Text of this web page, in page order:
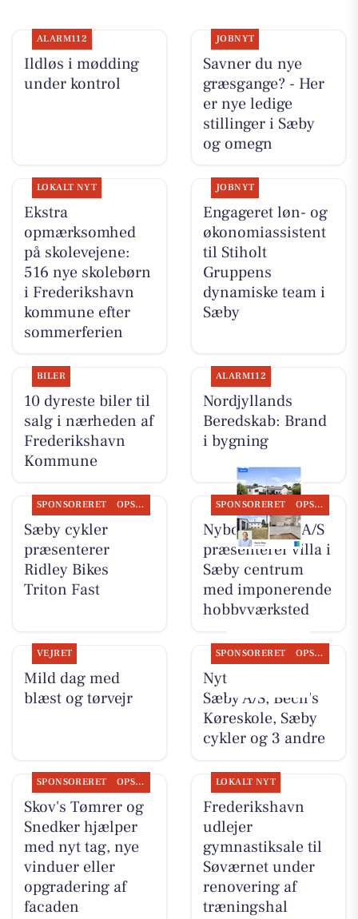
ALARM112
Ildløs i mødding
under kontrol
JOBNYT
Savner du nye
græsgange? - Her
er nye ledige
stillinger i Sæby
og omegn
LOKALT NYT
Ekstra
opmærksomhed
på skolevejene:
516 nye skolebørn
i Frederikshavn
kommune efter
sommerferien
JOBNYT
Engageret løn- og
økonomiassistent
til Stiholt
Gruppens
dynamiske team i
Sæby
BILER
10 dyreste biler til
salg i nærheden af
Frederikshavn
Kommune
ALARM112
Nordjyllands
Beredskab: Brand
i bygning
SPONSORERET OPSLAGSTAVLEN
Sæby cykler
præsenterer
Ridley Bikes
Triton Fast
SPONSORERET OPSLAGSTAVLEN
Nybolig Sæby A/S
præsenterer villa i
Sæby centrum
med imponerende
hobbyværksted
VEJRET
Mild dag med
blæst og tørvejr
SPONSORERET OPSLAGSTAVLEN
Nyt fra Nybolig
Sæby A/S, Bech's
Køreskole, Sæby
cykler og 3 andre
SPONSORERET OPSLAGSTAVLEN
Skov's Tømrer og
Snedker hjælper
med nyt tag, nye
vinduer eller
opgradering af
facaden
LOKALT NYT
Frederikshavn
udlejer
gymnastiksale til
Søværnet under
renovering af
træningshal